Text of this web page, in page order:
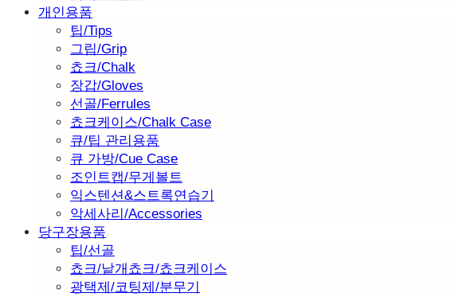
개인용품
팁/Tips
그립/Grip
쵸크/Chalk
장갑/Gloves
선골/Ferrules
쵸크케이스/Chalk Case
큐/팁 관리용품
큐 가방/Cue Case
조인트캡/무게볼트
익스텐션&스트록연습기
악세사리/Accessories
당구장용품
팁/선골
쵸크/낱개쵸크/쵸크케이스
광택제/코팅제/분무기